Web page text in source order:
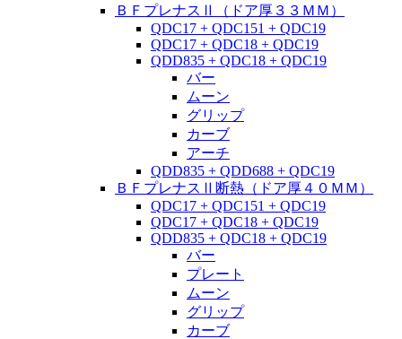
ＢＦプレナスⅡ（ドア厚３３ＭＭ）
QDC17 + QDC151 + QDC19
QDC17 + QDC18 + QDC19
QDD835 + QDC18 + QDC19
バー
ムーン
グリップ
カーブ
アーチ
QDD835 + QDD688 + QDC19
ＢＦプレナスⅡ断熱（ドア厚４０ＭＭ）
QDC17 + QDC151 + QDC19
QDC17 + QDC18 + QDC19
QDD835 + QDC18 + QDC19
バー
プレート
ムーン
グリップ
カーブ